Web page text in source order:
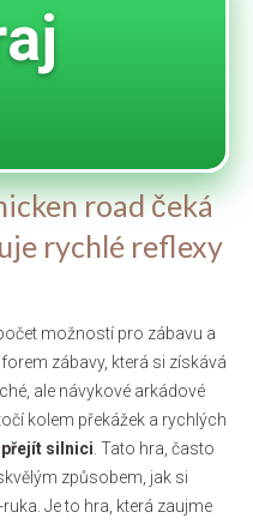
road čeká
rychlé reflexy
možností pro zábavu a
zábavy, která si získává
ale návykové arkádové
kolem překážek a rychlých
přejít silnici . Tato hra, často
skvělým způsobem, jak si
Je to hra, která zaujme